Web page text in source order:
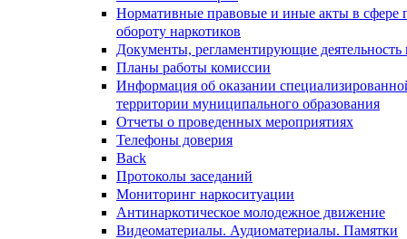
Нормативные правовые и иные акты в сфере
обороту наркотиков
Документы, регламентирующие деятельность
Планы работы комиссии
Информация об оказании
территории муниципального образования
Отчеты о проведенных мероприятиях
Телефоны доверия
Back
Протоколы заседаний
Мониторинг наркоситуации
Антинаркотическое молодежное движение
Видеоматериалы. Аудиоматериалы. Памятки